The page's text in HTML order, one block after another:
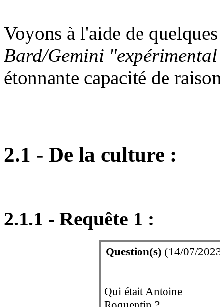
Voyons à l'aide de
Bard/Gemini
étonnante capacité de
2.1 - De la culture :
2.1.1 - Requête 1 :
Question(s) (14/07/
Qui était Antoine